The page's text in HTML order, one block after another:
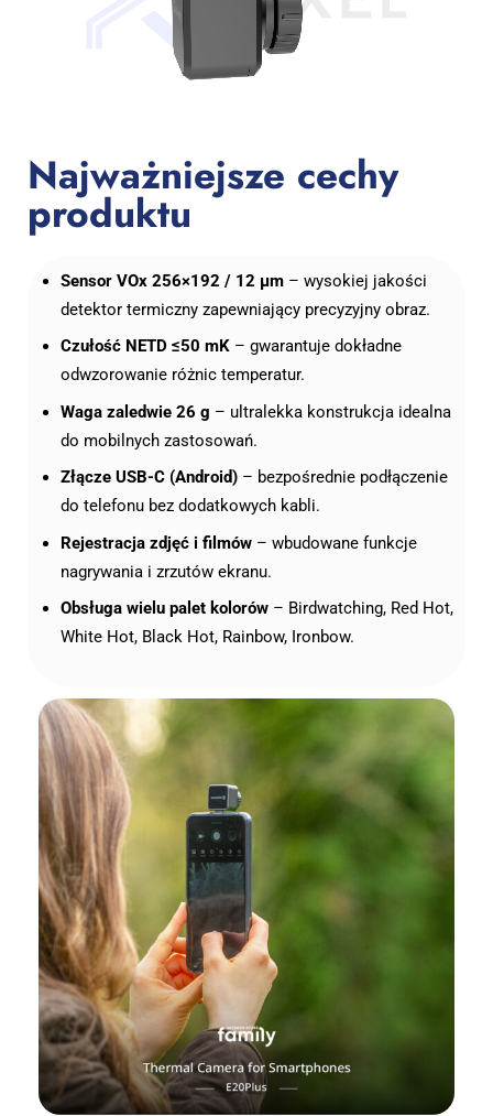
Najważniejsze cechy
produktu
Sensor VOx 256×192 / 12 μm – wysokiej jakości
detektor termiczny zapewniający precyzyjny obraz.
Czułość NETD ≤50 mK – gwarantuje dokładne
odwzorowanie różnic temperatur.
Waga zaledwie 26 g – ultralekka konstrukcja idealna
do mobilnych zastosowań.
Złącze USB-C (Android) – bezpośrednie podłączenie
do telefonu bez dodatkowych kabli.
Rejestracja zdjęć i filmów – wbudowane funkcje
nagrywania i zrzutów ekranu.
Obsługa wielu palet kolorów – Birdwatching, Red Hot,
White Hot, Black Hot, Rainbow, Ironbow.